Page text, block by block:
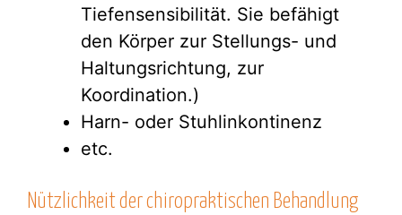
Tiefensensibilität. Sie befähigt
den Körper zur Stellungs- und
Haltungsrichtung, zur
Koordination.)
Harn- oder Stuhlinkontinenz
etc.
Nützlichkeit der chiropraktischen Behandlung